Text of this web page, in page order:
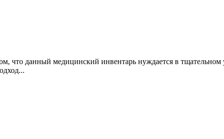
что данный медицинский инвентарь нуждается в